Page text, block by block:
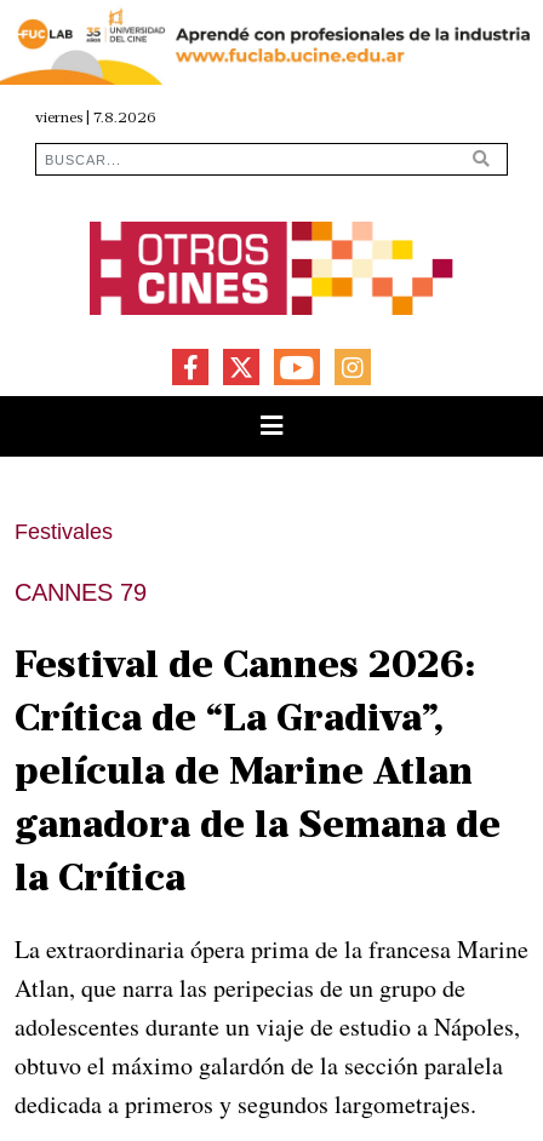
viernes | 7.8.2026
FACEBOOKYOUTUBEINSTAGRAM
Festivales
CANNES 79
Festival de Cannes 2026:
Crítica de “La Gradiva”,
película de Marine Atlan
ganadora de la Semana de
la Crítica
La extraordinaria ópera prima de la francesa Marine
Atlan, que narra las peripecias de un grupo de
adolescentes durante un viaje de estudio a Nápoles,
obtuvo el máximo galardón de la sección paralela
dedicada a primeros y segundos largometrajes.